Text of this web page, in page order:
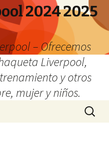
2024 2025
– Ofrecemos
Liverpool,
y otros
mujer y niños.
Buscar: